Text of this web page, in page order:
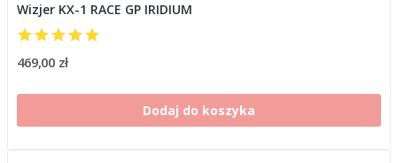
Wizjer KX-1 RACE GP IRIDIUM
469,00 zł
Dodaj do koszyka